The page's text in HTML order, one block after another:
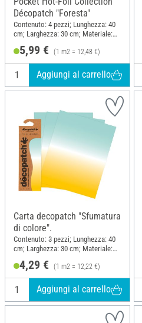
Décopatch "Foresta"
Contenuto: 4 pezzi; Lunghezza: 40
cm; Larghezza: 30 cm; Materiale:
5,99 € (1 m2 = 12,48 €)
Aggiungi al carrello
Carta decopatch "Sfumatura
di colore".
Contenuto: 3 pezzi; Lunghezza: 40
cm; Larghezza: 30 cm; Materiale:
4,29 € (1 m2 = 12,22 €)
Aggiungi al carrello